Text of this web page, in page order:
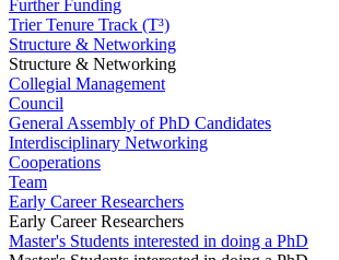
Further Funding
Trier Tenure Track (T³)
Structure & Networking
Structure & Networking
Collegial Management
Council
General Assembly of PhD Candidates
Interdisciplinary Networking
Cooperations
Team
Early Career Researchers
Early Career Researchers
Master's Students interested in doing a PhD